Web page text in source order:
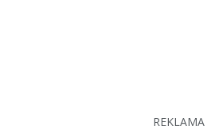
REKLAMA